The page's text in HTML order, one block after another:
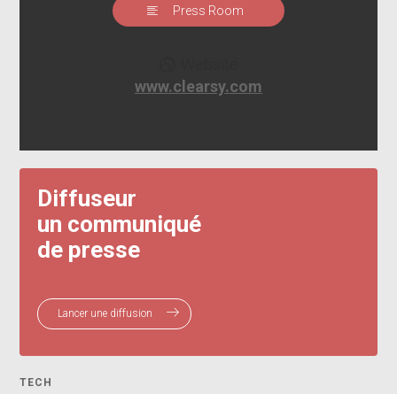
Press Room
www.clearsy.com
Diffuseur
un communiqué
de presse
Lancer une diffusion
TECH